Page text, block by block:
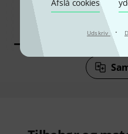
Afslå cookies
Udskriv ·
11.890 kr